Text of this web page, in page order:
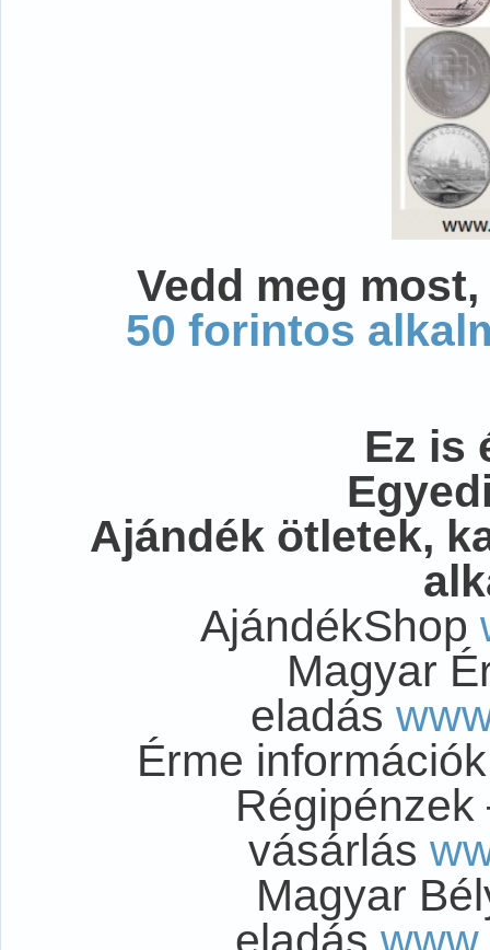
Vedd meg
50 forintos
Ez is
Ajándék ötletek,
AjándékShop
Magyar
eladás
Érme
vásárlás
Magyar